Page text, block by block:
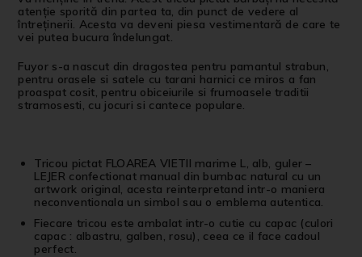
atenție sporită din partea ta, din punct de vedere al
întreținerii. Acesta va deveni piesa vestimentară de care te
vei putea bucura îndelungat.
Fuyor s-a nascut din dragostea pentru pamantul strabun,
pentru orasele si satele cu tarani harnici ce miros a fan
proaspat cosit, pentru obiceiurile si frumoasele traditii
stramosesti, cu jocuri si cantece populare.
Tricou pictat FLOAREA VIETII marime L, alb, guler –
LEJER confectionat manual din bumbac natural cu un
artwork original, acesta reinterpretand intr-o maniera
neconventionala un simbol sau o emblema autentica.
Fiecare tricou este ambalat intr-o cutie cu capac (culori
capac : albastru, galben, rosu), ceea ce il face cadoul
perfect.